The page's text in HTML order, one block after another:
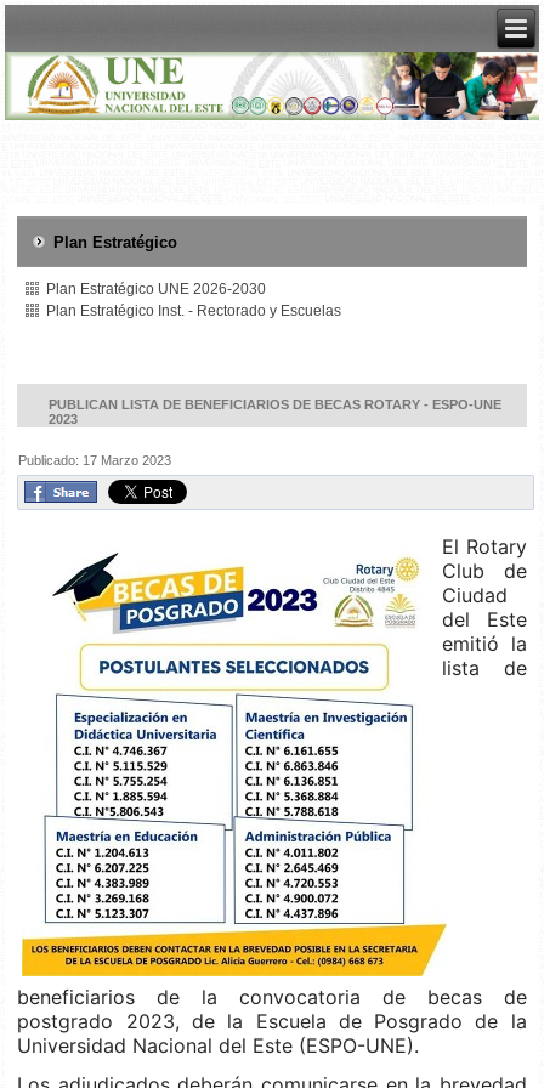
Plan Estratégico
Plan Estratégico UNE 2026-2030
Plan Estratégico Inst. - Rectorado y Escuelas
PUBLICAN LISTA DE BENEFICIARIOS DE BECAS ROTARY - ESPO-UNE
2023
Publicado: 17 Marzo 2023
El Rotary
Club de
Ciudad
del Este
emitió la
lista de
beneficiarios de la convocatoria de becas de
postgrado 2023, de la Escuela de Posgrado de la
Universidad Nacional del Este (ESPO-UNE).